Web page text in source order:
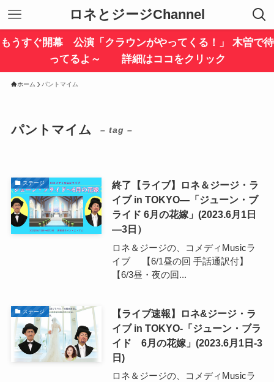
ロネとジージChannel
もうすぐ開幕 公演「クラウンがやってくる！」 木曽で待
ってるよ～ 詳細はココをクリック
ホーム パントマイム
パントマイム – tag –
ステージ
終了【ライブ】ロネ＆ジージ・ラ
イブ in TOKYO―「ジューン・ブ
ライド 6月の花嫁」(2023.6月1日
―3日）
ロネ＆ジージの、コメディMusicラ
イブ 【6/1昼の回 手話通訳付】
【6/3昼・夜の回...
ステージ
【ライブ速報】ロネ&ジージ・ラ
イブ in TOKYO-「ジューン・ブラ
イド 6月の花嫁」(2023.6月1日-3
日)
ロネ＆ジージの、コメディMusicラ